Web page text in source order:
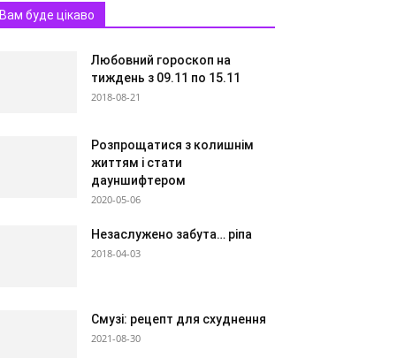
Вам буде цікаво
Любовний гороскоп на
тиждень з 09.11 по 15.11
2018-08-21
Розпрощатися з колишнім
життям і стати
дауншифтером
2020-05-06
Незаслужено забута… ріпа
2018-04-03
Смузі: рецепт для схуднення
2021-08-30